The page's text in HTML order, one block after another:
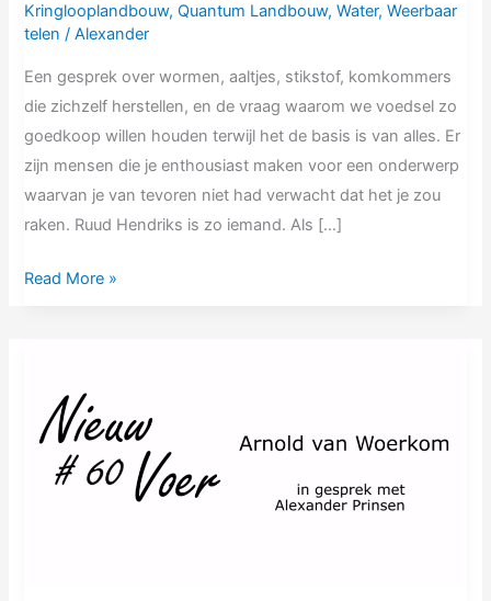
Kringlooplandbouw,Quantum Landbouw,Water,Weerbaar
telen /Alexander
Een gesprek over wormen, aaltjes, stikstof, komkommers
die zichzelf herstellen, en de vraag waarom we voedsel zo
goedkoop willen houden terwijl het de basis is van alles. Er
zijn mensen die je enthousiast maken voor een onderwerp
waarvan je van tevoren niet had verwacht dat het je zou
raken. Ruud Hendriks is zo iemand. Als […]
Read More »
van
Woerkom